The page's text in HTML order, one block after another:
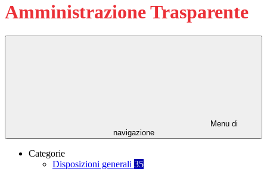
Amministrazione Trasparente
Menu di
navigazione
Categorie
Disposizioni generali 35